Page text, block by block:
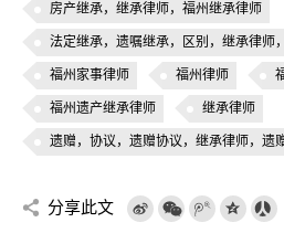
房产继承，继承律师，福州继承律师
法定继承，遗嘱继承，区别，继承律师
福州家事律师 福州律师
福州遗产继承律师 继承律师
遗赠，协议，遗赠协议，继承律师，遗
分享此文